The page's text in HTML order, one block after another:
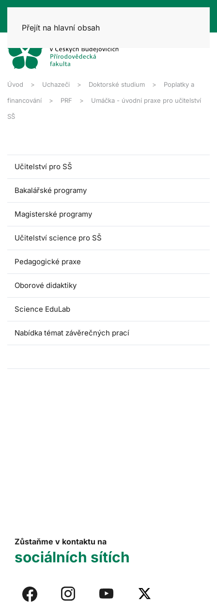
Přejít na hlavní obsah
Úvod Uchazeči Doktorské studium Poplatky a
financování PRF Umáčka - úvodní praxe pro učitelství
SŠ
Učitelství pro SŠ
Bakalářské programy
Magisterské programy
Učitelství science pro SŠ
Pedagogické praxe
Oborové didaktiky
Science EduLab
Nabídka témat závěrečných prací
Zůstaňme v kontaktu na
sociálních sítích